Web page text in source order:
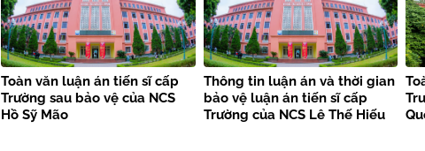
Toàn văn luận án tiến sĩ cấp
Trường sau bảo vệ của NCS
Hồ Sỹ Mão
Thông tin luận án và thời gian
bảo vệ luận án tiến sĩ cấp
Trường của NCS Lê Thế Hiếu